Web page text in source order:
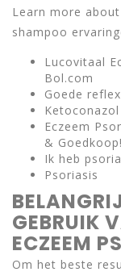
Learn more
shampoo
Lucovitaal
Bol.com
Goede
Eczeem
& Goedkoop!
Ik heb
Psoriasis
GEBRUIK
ECZEEM
Om het beste